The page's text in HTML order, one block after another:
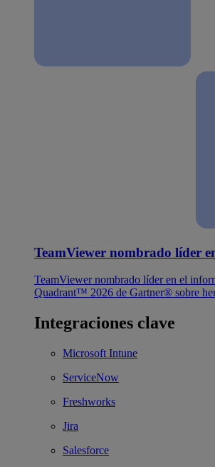
TeamViewer nombrado líder
TeamViewer nombrado líder en el
Quadrant™ 2026 de Gartner® sobre
Integraciones clave
Microsoft Intune
ServiceNow
Freshworks
Jira
Salesforce